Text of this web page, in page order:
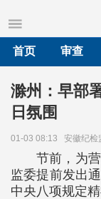
首页
审查
滁州：早部
日氛围
01-03 08:13 安徽纪检
节前，为
监委提前发出
中央八项规定精